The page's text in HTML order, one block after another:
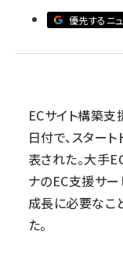
revico
優先するニ
ECサイト構築支
日付で、スター
表された。大手
ナのEC支援サー
成長に必要なこ
た。